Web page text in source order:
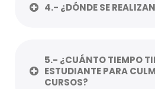
4.- ¿DÓNDE SE
5.- ¿CUÁNTO TIEMPO
ESTUDIANTE PARA
CURSOS?